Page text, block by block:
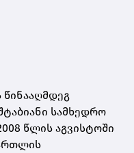
სამხედრო
წლის აგვისტოში